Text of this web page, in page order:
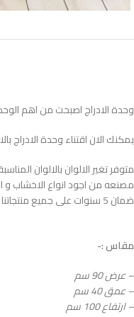
وحدة الادراج اصبحت من اهم
يمكنك الان اقتناء وحدة الادراج
متوفر تغير الالوان بالالوان
مصنعه من اجود انواع الاخشاب و
ضمان 5 سنوات على جميع منتجاتنا
مقاس :-
– عرض 90 سم
– عمق 40 سم
– ارتفاع 100 سم